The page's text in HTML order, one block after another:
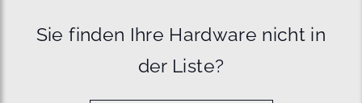
Sie finden Ihre Hardware nicht in
der Liste?